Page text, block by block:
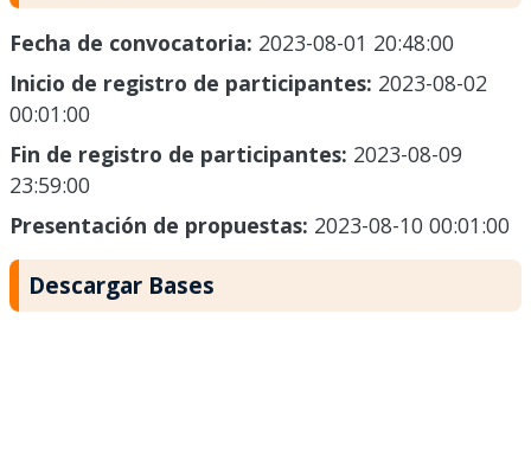
Fecha de convocatoria: 2023-08-01 20:48:00
Inicio de registro de participantes: 2023-08-02
00:01:00
Fin de registro de participantes: 2023-08-09
23:59:00
Presentación de propuestas: 2023-08-10 00:01:00
Descargar Bases